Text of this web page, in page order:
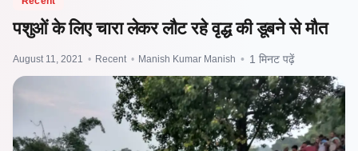
पशुओं के लिए चारा लेकर लौट रहे वृद्ध की डूबने से मौत
August 11, 2021 • Recent • Manish Kumar Manish • 1 मिनट पढ़ें